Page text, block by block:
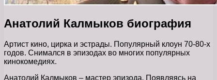
Анатолий Калмыков биография
Артист кино, цирка и эстрады. Популярный клоун 70-80-х
годов. Снимался в эпизодах во многих популярных
кинокомедиях.
Анатолий Калмыков – мастер эпизода. Появляясь на